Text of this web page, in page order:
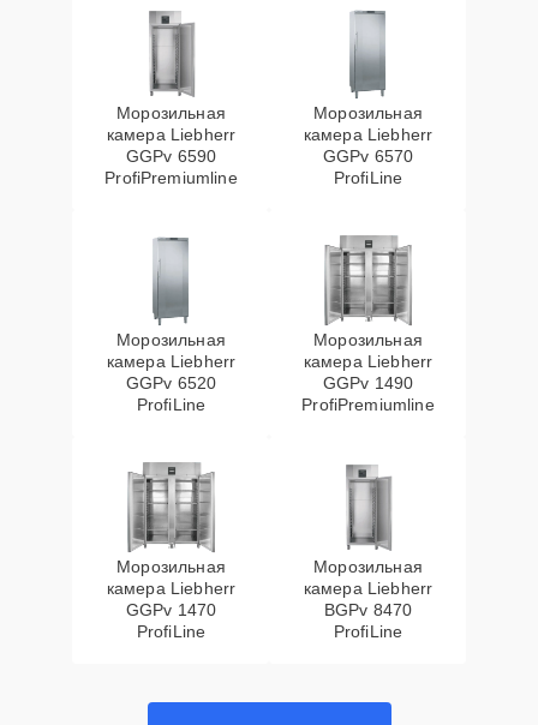
Морозильная
камера Liebherr
GGPv 6590
ProfiPremiumline
Морозильная
камера Liebherr
GGPv 6570
ProfiLine
Морозильная
камера Liebherr
GGPv 6520
ProfiLine
Морозильная
камера Liebherr
GGPv 1490
ProfiPremiumline
Морозильная
камера Liebherr
GGPv 1470
ProfiLine
Морозильная
камера Liebherr
BGPv 8470
ProfiLine